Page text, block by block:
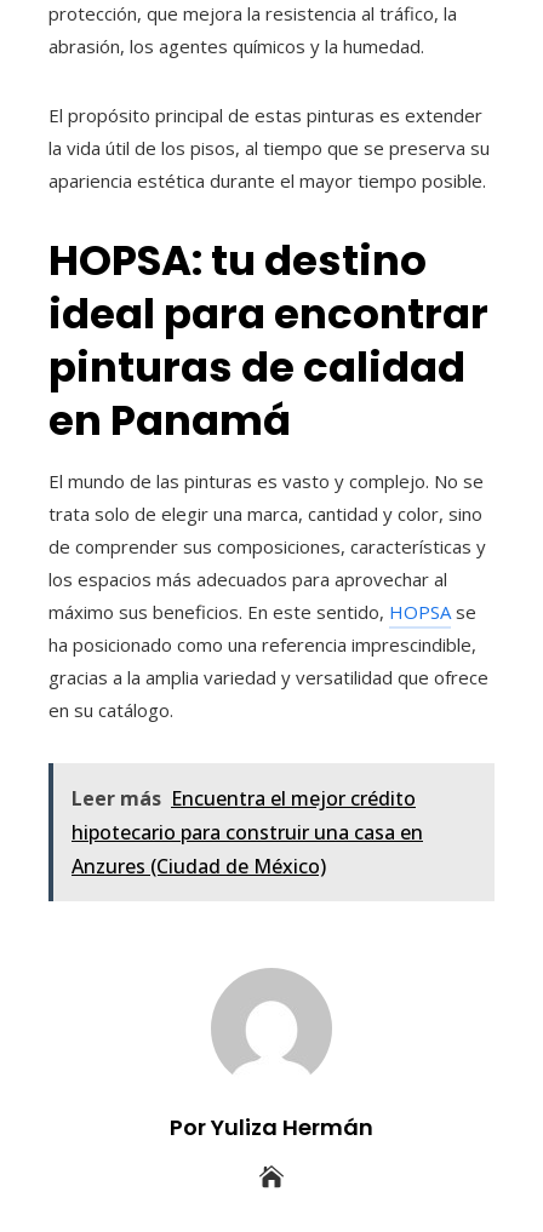
protección, que mejora la resistencia al tráfico, la
abrasión, los agentes químicos y la humedad.
El propósito principal de estas pinturas es extender
la vida útil de los pisos, al tiempo que se preserva su
apariencia estética durante el mayor tiempo posible.
HOPSA: tu destino
ideal para encontrar
pinturas de calidad
en Panamá
El mundo de las pinturas es vasto y complejo. No se
trata solo de elegir una marca, cantidad y color, sino
de comprender sus composiciones, características y
los espacios más adecuados para aprovechar al
máximo sus beneficios. En este sentido, HOPSAse
ha posicionado como una referencia imprescindible,
gracias a la amplia variedad y versatilidad que ofrece
en su catálogo.
Leer más Encuentra el mejor crédito
hipotecario para construir una casa en
Anzures (Ciudad de México)
Por Yuliza Hermán